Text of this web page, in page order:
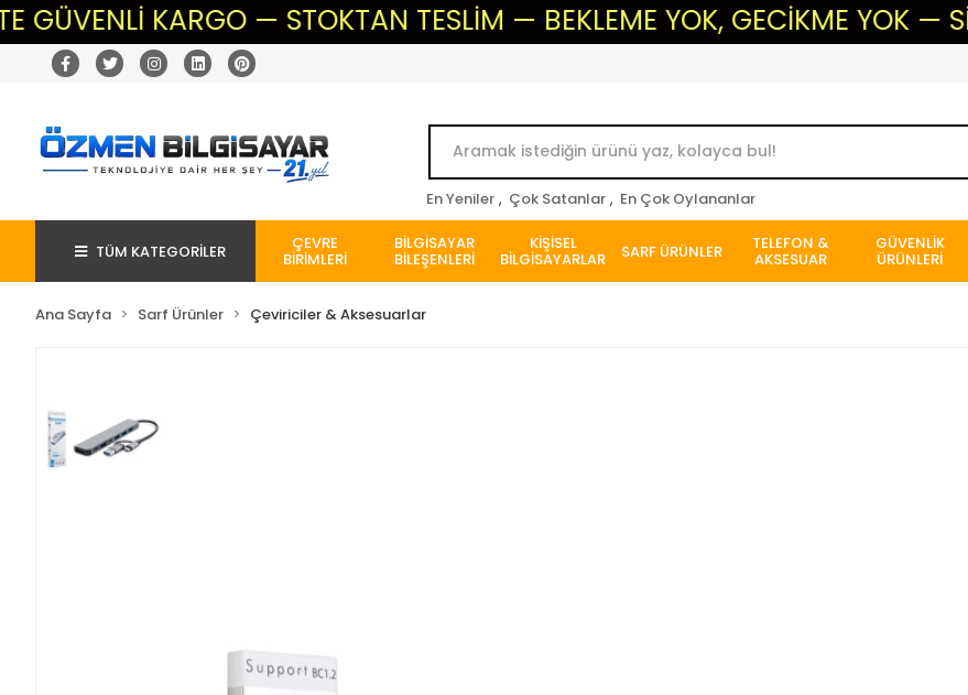
KARGO — STOKTAN TESLİM — BEKLEME YOK, GECİKME YOK —
En Yeniler , Çok Satanlar , En Çok Oylananlar
TÜM KATEGORİLER ÇEVRE
BİRİMLERİ
BİLGİSAYAR
BİLEŞENLERİ
KİŞİSEL
BİLGİSAYARLAR SARF ÜRÜNLER TELEFON &
AKSESUAR
GÜVENLİK
ÜRÜNLERİ
Ana Sayfa Sarf Ürünler Çeviriciler & Aksesuarlar